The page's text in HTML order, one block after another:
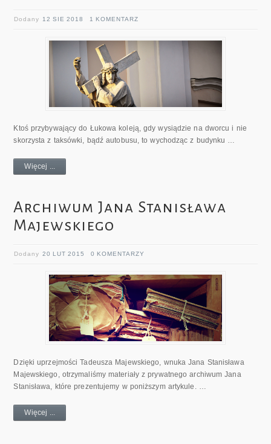
Dodany 12 SIE 2018 1 KOMENTARZ
Ktoś przybywający do Łukowa koleją, gdy wysiądzie na dworcu i nie
skorzysta z taksówki, bądź autobusu, to wychodząc z budynku …
Więcej ...
Archiwum Jana Stanisława
Majewskiego
Dodany20 LUT 2015 0 KOMENTARZY
Dzięki uprzejmości Tadeusza Majewskiego, wnuka Jana Stanisława
Majewskiego, otrzymaliśmy materiały z prywatnego archiwum Jana
Stanisława, które prezentujemy w poniższym artykule. …
Więcej ...